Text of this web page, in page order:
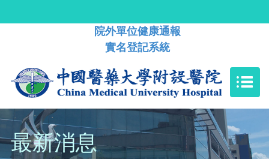
院外單位健康通報
實名登記系統
最新消息